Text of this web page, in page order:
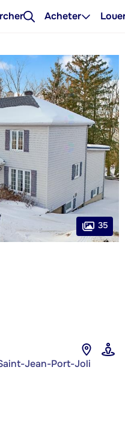
Acheter
Jean-Port-Joli
35